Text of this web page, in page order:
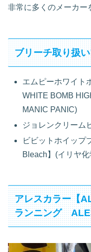
非常に多くのメーカー
ブリーチ取り扱
エムピーホワイト
WHITE BOMB
MANIC PANIC)
ジョレンクリーム
ビビットホイップ
Bleach】(イリヤ
アレスカラー【
ランニング